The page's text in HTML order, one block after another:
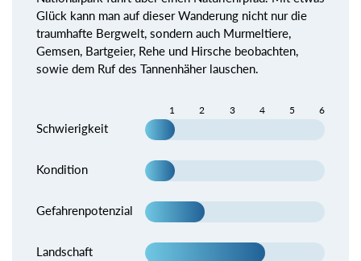
Glück kann man auf dieser Wanderung nicht nur die
traumhafte Bergwelt, sondern auch Murmeltiere,
Gemsen, Bartgeier, Rehe und Hirsche beobachten,
sowie dem Ruf des Tannenhäher lauschen.
1 2 3 4 5 6
Schwierigkeit
Kondition
Gefahrenpotenzial
Landschaft